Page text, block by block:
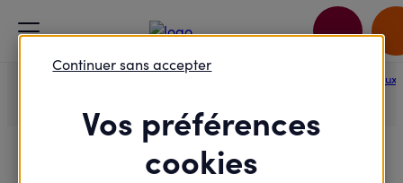
Accueil
Je passe à l'action
Angers - l’image du corps des tout petits sur les réseaux sociaux.
Vos préférences
cookies
Continuer sans accepter